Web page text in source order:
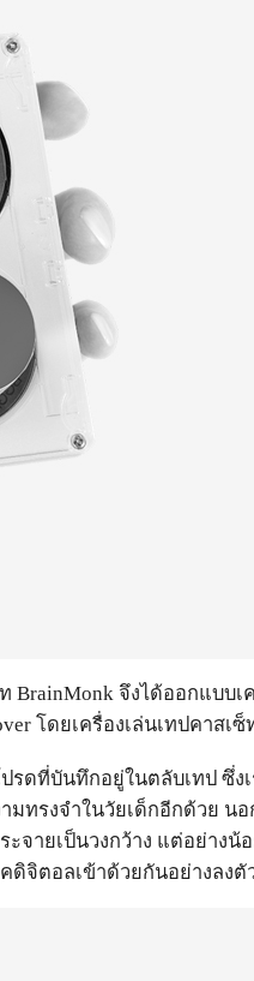
จึงได้ออกแบบ
โดยเครื่องเล่นเทปคาสเ
ดที่บันทึกอยู่ในตลับเทป ซึ่ง
ทรงจำในวัยเด็กอีกด้วย น
จายเป็นวงกว้าง แต่อย่าง
ดิจิตอลเข้าด้วยกันอย่างลงตั